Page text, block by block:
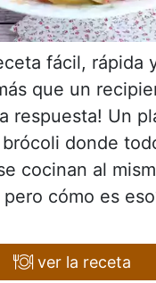
fácil, rápida
que un
respuesta! Un
donde
cocinan al
cómo es
ver la receta